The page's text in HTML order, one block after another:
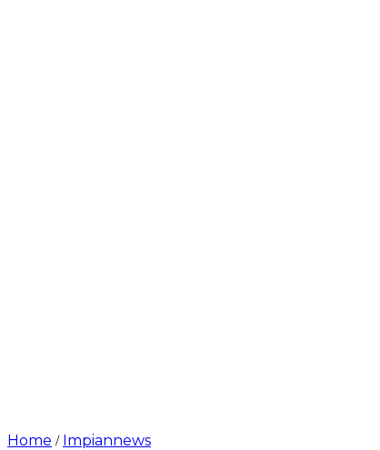
Home / Impiannews